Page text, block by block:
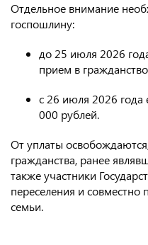
Отдельное внимание
госпошлину:
до 25 июля 2026
прием в
с 26 июля 2026 года
000 рублей.
От уплаты
гражданства, ранее
также участники
переселения и
семьи.